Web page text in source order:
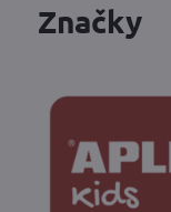
Značky